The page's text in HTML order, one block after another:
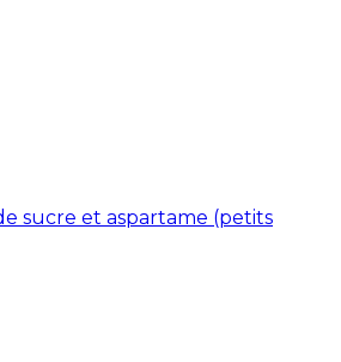
sucre et aspartame (petits